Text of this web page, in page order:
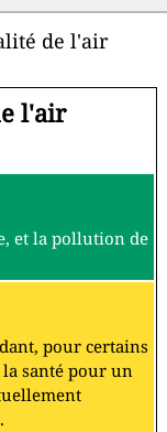
de l'air
l'air
et la pollution de
pour certains
santé pour un